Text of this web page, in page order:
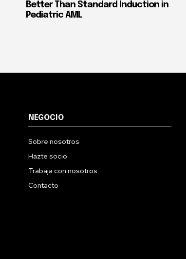
Better Than Standard Induction in
Pediatric AML
NEGOCIO
Sobre nosotros
Hazte socio
Trabaja con nosotros
Contacto